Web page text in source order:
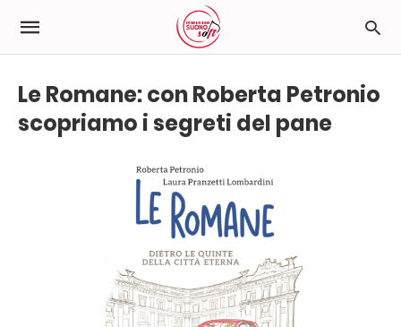
Le Romane: con Roberta Petronio
scopriamo i segreti del pane